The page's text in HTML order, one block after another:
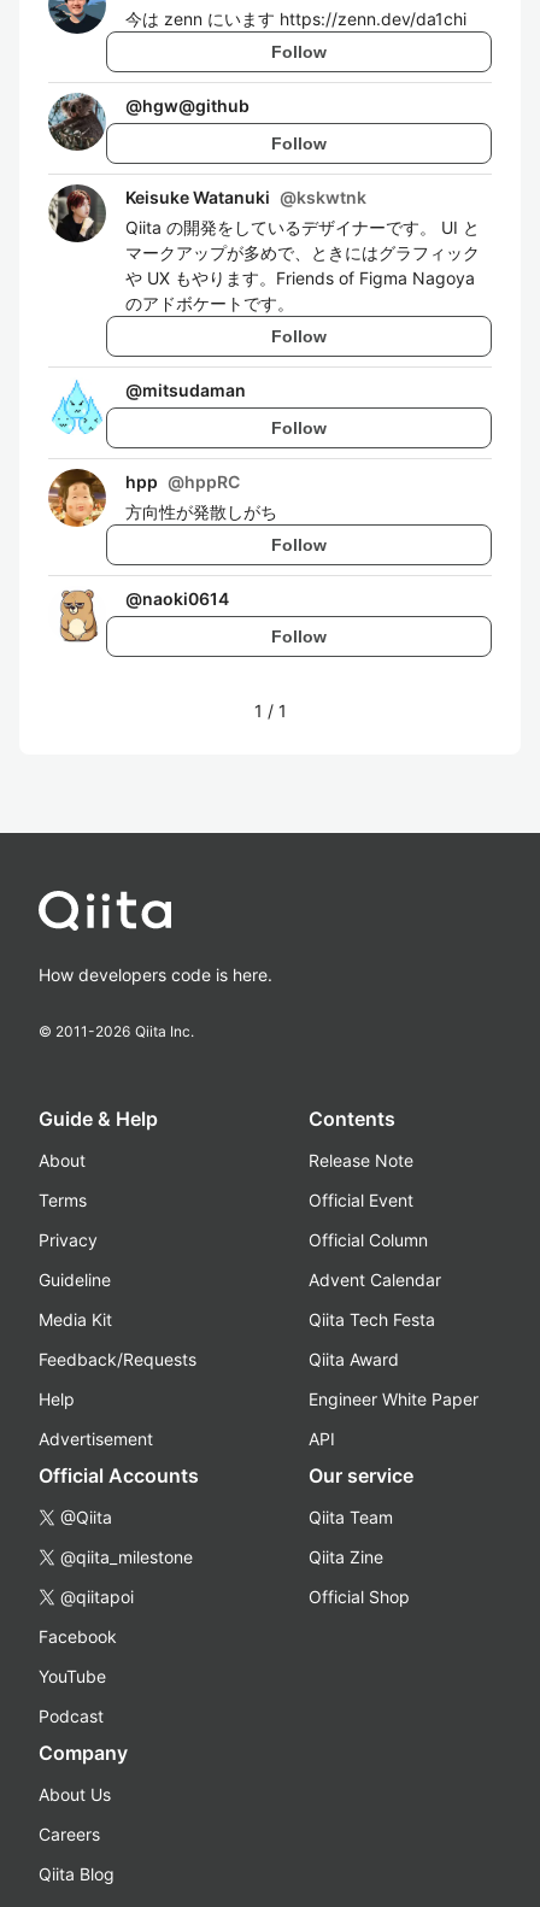
今は zenn にいます https://zenn.dev/da1chi
Follow
@hgw@github
Follow
Keisuke Watanuki @kskwtnk
Qiita の開発をしているデザイナーです。 UI と
マークアップが多めで、ときにはグラフィック
や UX もやります。Friends of Figma Nagoya
のアドボケートです。
Follow
@mitsudaman
Follow
hpp @hppRC
方向性が発散しがち
Follow
@naoki0614
Follow
1 / 1
How developers code is here.
© 2011-2026 Qiita Inc.
Guide & Help
About
Terms
Privacy
Guideline
Media Kit
Feedback/Requests
Help
Advertisement
Contents
Release Note
Official Event
Official Column
Advent Calendar
Qiita Tech Festa
Qiita Award
Engineer White Paper
API
Official Accounts
@Qiita
@qiita_milestone
@qiitapoi
Facebook
YouTube
Podcast
Our service
Qiita Team
Qiita Zine
Official Shop
Company
About Us
Careers
Qiita Blog